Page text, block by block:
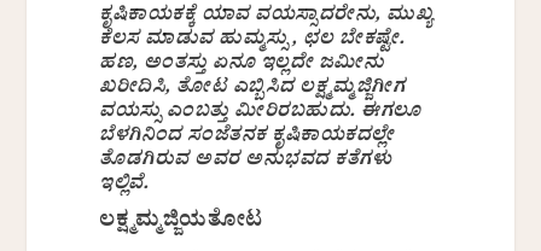
ಕೃಷಿಕಾಯಕಕ್ಕೆ ಯಾವ ವಯಸ್ಸಾದರೇನು, ಮುಖ್ಯ
ಕೆಲಸ ಮಾಡುವ ಹುಮ್ಮಸ್ಸು, ಛಲ ಬೇಕಷ್ಟೇ.
ಹಣ, ಅಂತಸ್ತು ಏನೂ ಇಲ್ಲದೇ ಜಮೀನು
ಖರೀದಿಸಿ, ತೋಟ ಎಬ್ಬಿಸಿದ ಲಕ್ಷ್ಮಮ್ಮಜ್ಜಿಗೀಗ
ವಯಸ್ಸು ಎಂಬತ್ತು ಮೀರಿರಬಹುದು. ಈಗಲೂ
ಬೆಳಗಿನಿಂದ ಸಂಜೆತನಕ ಕೃಷಿಕಾಯಕದಲ್ಲೇ
ತೊಡಗಿರುವ ಅವರ ಅನುಭವದ ಕತೆಗಳು
ಇಲ್ಲಿವೆ.
ಲಕ್ಷ್ಮಮ್ಮಜ್ಜಿಯತೋಟ